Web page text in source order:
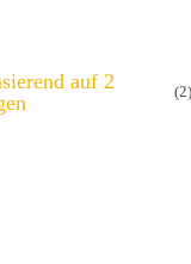
auf 2
(2)